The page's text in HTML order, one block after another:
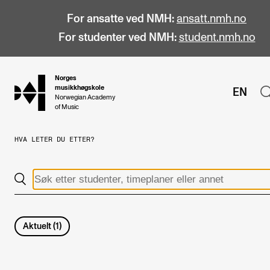
For ansatte ved NMH: ansatt.nmh.no
For studenter ved NMH: student.nmh.no
hjem
Norges
musikkhøgskole
Norwegian Academy
of Music
EN
Alle studier
Master
HVA LETER DU ETTER?
Aktuelt (1 )